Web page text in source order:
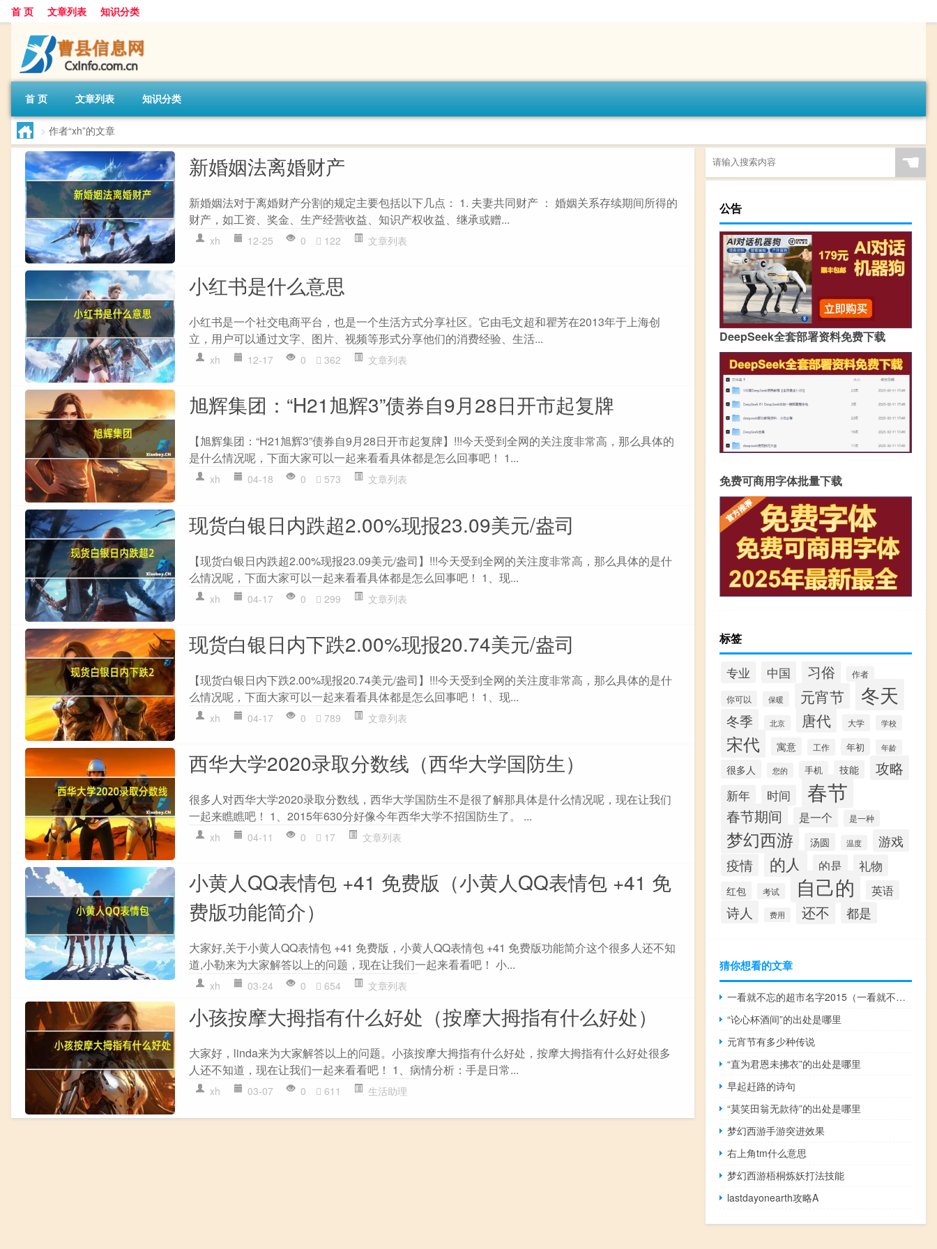
首 页 文章列表 知识分类
首 页 文章列表 知识分类
> 作者“xh”的文章
新婚姻法离婚财产
新婚姻法对于离婚财产分割的规定主要包括以下几点： 1. 夫妻共同财产 ： 婚姻关系存续期间所得的
财产，如工资、奖金、生产经营收益、知识产权收益、继承或赠...
xh 12-25 0 122 文章列表
小红书是什么意思
小红书是一个社交电商平台，也是一个生活方式分享社区。它由毛文超和瞿芳在2013年于上海创
立，用户可以通过文字、图片、视频等形式分享他们的消费经验、生活...
xh 12-17 0 362 文章列表
旭辉集团：“H21旭辉3”债券自9月28日开市起复牌
【旭辉集团：“H21旭辉3”债券自9月28日开市起复牌】!!!今天受到全网的关注度非常高，那么具体的
是什么情况呢，下面大家可以一起来看看具体都是怎么回事吧！ 1...
xh 04-18 0 573 文章列表
现货白银日内跌超2.00%现报23.09美元/盎司
【现货白银日内跌超2.00%现报23.09美元/盎司】!!!今天受到全网的关注度非常高，那么具体的是什
么情况呢，下面大家可以一起来看看具体都是怎么回事吧！ 1、现...
xh 04-17 0 299 文章列表
现货白银日内下跌2.00%现报20.74美元/盎司
【现货白银日内下跌2.00%现报20.74美元/盎司】!!!今天受到全网的关注度非常高，那么具体的是什
么情况呢，下面大家可以一起来看看具体都是怎么回事吧！ 1、现...
xh 04-17 0 789 文章列表
西华大学2020录取分数线（西华大学国防生）
很多人对西华大学2020录取分数线，西华大学国防生不是很了解那具体是什么情况呢，现在让我们
一起来瞧瞧吧！ 1、2015年630分好像今年西华大学不招国防生了。 ...
xh 04-11 0 17 文章列表
小黄人QQ表情包 +41 免费版（小黄人QQ表情包 +41 免
费版功能简介）
大家好,关于小黄人QQ表情包 +41 免费版，小黄人QQ表情包 +41 免费版功能简介这个很多人还不知
道,小勒来为大家解答以上的问题，现在让我们一起来看看吧！ 小...
xh 03-24 0 654 文章列表
小孩按摩大拇指有什么好处（按摩大拇指有什么好处）
大家好，linda来为大家解答以上的问题。小孩按摩大拇指有什么好处，按摩大拇指有什么好处很多
人还不知道，现在让我们一起来看看吧！ 1、病情分析：手是日常...
xh 03-07 0 611 生活助理
☚
公告
DeepSeek全套部署资料免费下载
免费可商用字体批量下载
标签
专业 中国 习俗 作者
你可以 保暖 元宵节 冬天
冬季 北京 唐代 大学 学校
宋代 寓意 工作 年初 年龄
很多人 您的 手机 技能 攻略
新年 时间 春节
春节期间 是一个 是一种
梦幻西游 汤圆 温度
游戏
疫情
的人 的是 礼物
红包 考试 自己的 英语
诗人 费用 还不 都是
猜你想看的文章
一看就不忘的超市名字2015（一看就不忘的超市名字）
“论心杯酒间”的出处是哪里
元宵节有多少种传说
“直为君恩未拂衣”的出处是哪里
早起赶路的诗句
“莫笑田翁无款待”的出处是哪里
梦幻西游手游突进效果
右上角tm什么意思
梦幻西游梧桐炼妖打法技能
lastdayonearth攻略A